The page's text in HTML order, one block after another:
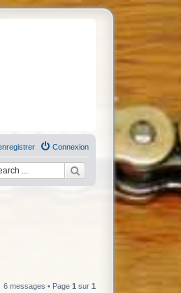
Connexion
6 messages • Page 1 sur 1